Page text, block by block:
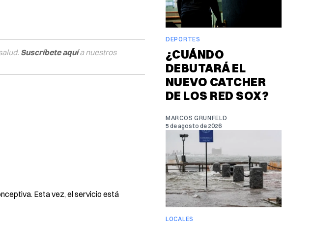
Suscríbete aquía nuestros
Esta vez, el servicio está
DEPORTES
¿CUÁNDO
DEBUTARÁ EL
NUEVO CATCHER
DE LOS RED SOX?
MARCOS GRUNFELD
5 de agosto de 2026
LOCALES